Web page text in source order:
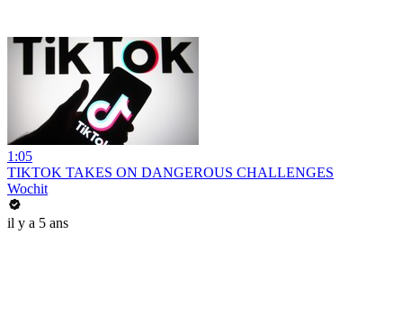
1:05
TIKTOK TAKES ON DANGEROUS CHALLENGES
Wochit
il y a 5 ans